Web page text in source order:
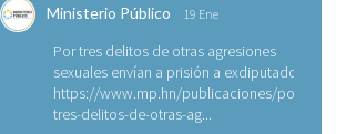
Ministerio Público 19 Ene
Por tres delitos de otras agresiones
sexuales envían a prisión a exdiputado
https://www.mp.hn/publicaciones/por-
tres-delitos-de-otras-ag...